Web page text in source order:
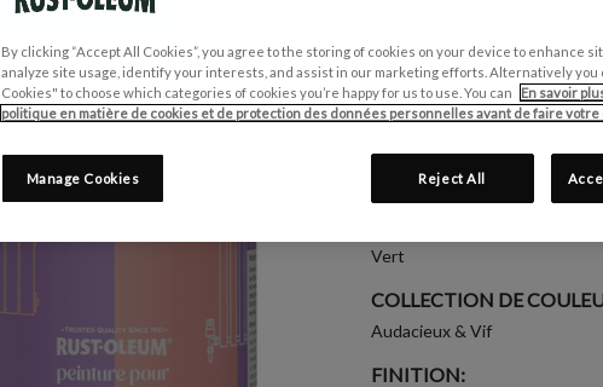
€0,99 - €32,50
Écrire un avis
CONVIENT POUR:
Radiateurs
Vert
COLLECTION DE
Audacieux & Vif
FINITION:
By clicking “Accept All Cookies”, you agree to the storing of cookies on your device to enhance
analyze site usage, identify your interests, and assist in our marketing efforts. Alternatively you
Cookies" to choose which categories of cookies you’re happy for us to use. You can
En savoir
politique en matière de cookies et de protection des données personnelles avant de faire votre
Reject All
Manage Cookies